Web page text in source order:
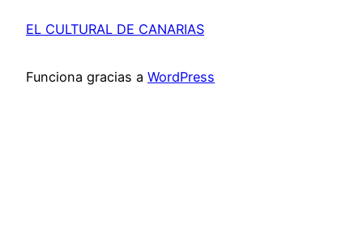
EL CULTURAL DE CANARIAS
Funciona gracias a WordPress